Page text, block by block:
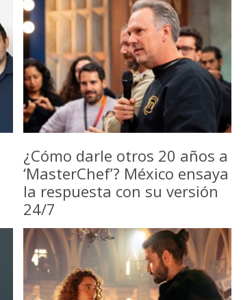
¿Cómo darle otros 20 años a
‘MasterChef’? México ensaya
la respuesta con su versión
24/7